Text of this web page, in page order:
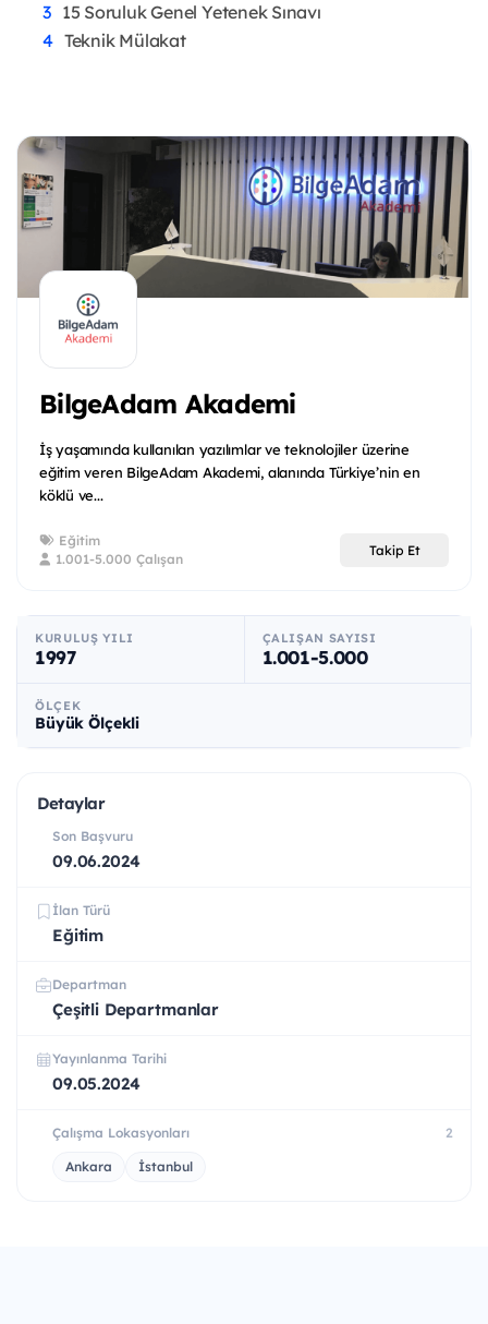
15 Soruluk Genel Yetenek Sınavı
Teknik Mülakat
BilgeAdam Akademi
İş yaşamında kullanılan yazılımlar ve teknolojiler üzerine
eğitim veren BilgeAdam Akademi, alanında Türkiye’nin en
köklü ve...
Eğitim
1.001-5.000 Çalışan
Takip Et
KURULUŞ YILI
1997
ÇALIŞAN SAYISI
1.001-5.000
ÖLÇEK
Büyük Ölçekli
Detaylar
Son Başvuru
09.06.2024
İlan Türü
Eğitim
Departman
Çeşitli Departmanlar
Yayınlanma Tarihi
09.05.2024
Çalışma Lokasyonları 2
Ankara İstanbul